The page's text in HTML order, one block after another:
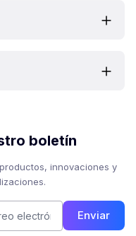
boletín
innovaciones y
Enviar